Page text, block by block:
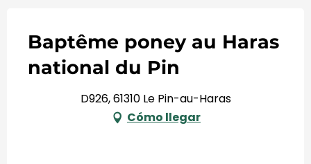
Baptême poney au Haras
national du Pin
D926, 61310 Le Pin-au-Haras
Cómo llegar